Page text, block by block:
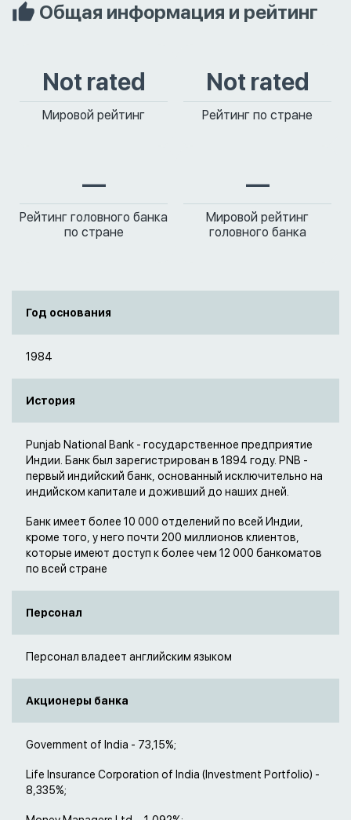
Общая информация и рейтинг
Not rated
Мировой рейтинг
Not rated
Рейтинг по стране
—
Рейтинг головного банка
по стране
—
Мировой рейтинг
головного банка
Год основания
1984
История
Punjab National Bank - государственное предприятие
Индии. Банк был зарегистрирован в 1894 году. PNB -
первый индийский банк, основанный исключительно на
индийском капитале и доживший до наших дней.
Банк имеет более 10 000 отделений по всей Индии,
кроме того, у него почти 200 миллионов клиентов,
которые имеют доступ к более чем 12 000 банкоматов
по всей стране
Персонал
Персонал владеет английским языком
Акционеры банка
Government of India - 73,15%;
Life Insurance Corporation of India (Investment Portfolio) -
8,335%;